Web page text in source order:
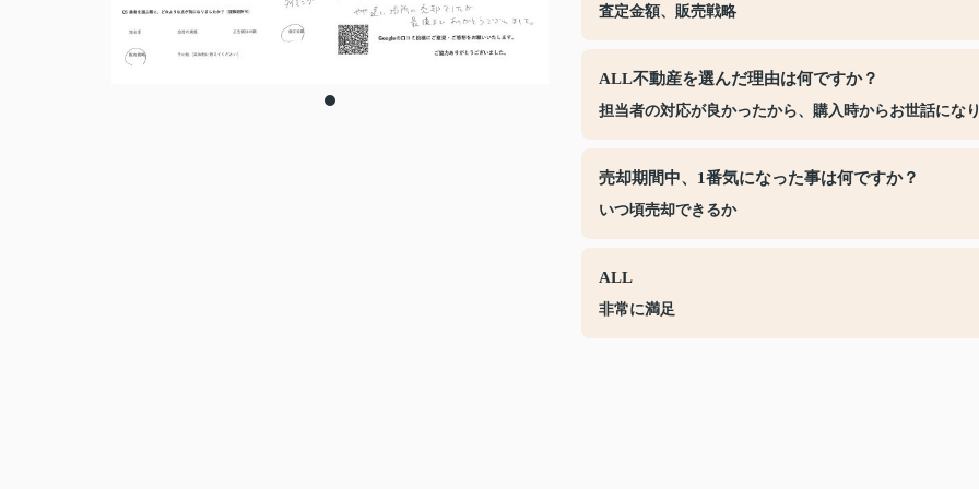
査定金額、販売戦略
ALL不動産を選んだ理由は何ですか？
担当者の対応が良かったから、購入時からお世話にな
売却期間中、1番気になった事は何ですか？
いつ頃売却できるか
ALL
非常に満足